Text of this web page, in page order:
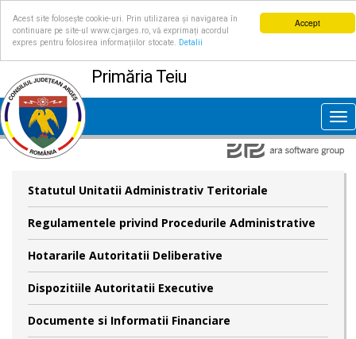
Accept
Acest site folosește cookie-uri. Prin utilizarea și navigarea în
continuare pe site-ul www.cjarges.ro, vă exprimați acordul
expres pentru folosirea informațiilor stocate.
Detalii
Primăria Teiu
Statutul Unitatii Administrativ Teritoriale
Regulamentele privind Procedurile Administrative
Hotararile Autoritatii Deliberative
Dispozitiile Autoritatii Executive
Documente si Informatii Financiare